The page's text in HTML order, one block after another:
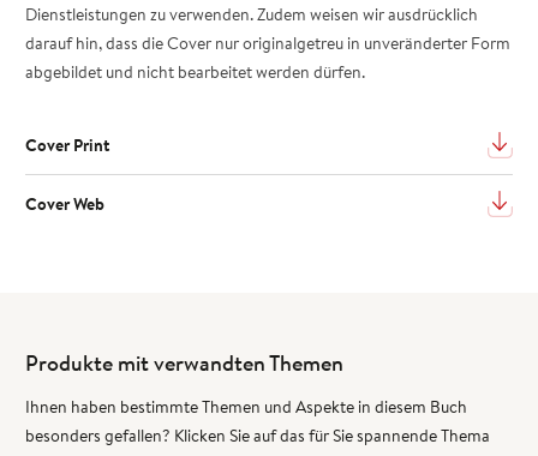
Dienstleistungen zu verwenden. Zudem weisen wir ausdrücklich
darauf hin, dass die Cover nur originalgetreu in unveränderter Form
abgebildet und nicht bearbeitet werden dürfen.
Cover Print
Cover Web
Produkte mit verwandten Themen
Ihnen haben bestimmte Themen und Aspekte in diesem Buch
besonders gefallen? Klicken Sie auf das für Sie spannende Thema